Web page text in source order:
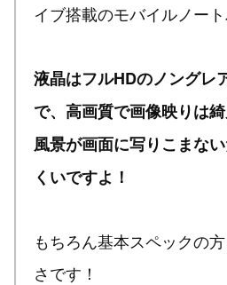
イブ搭載のモバイルノート
液晶はフルHDのノングレ
で、高画質で画像映りは
風景が画面に写りこまな
くいですよ！
もちろん基本スペックの
さです！